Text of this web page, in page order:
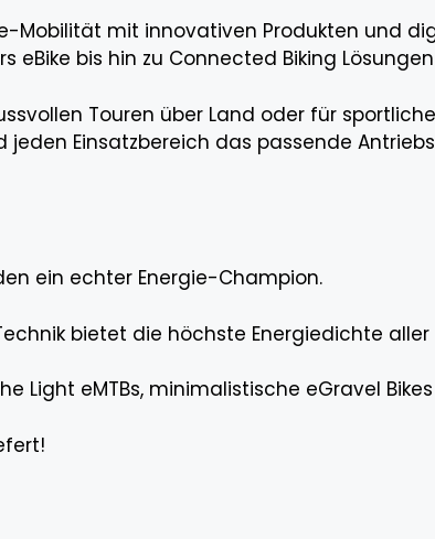
Mobilität mit innovativen Produkten und
eBike bis hin zu Connected Biking
Touren über Land oder für
Einsatzbereich das passende
ein echter Energie-Champion.
bietet die höchste Energiedichte aller
Light eMTBs, minimalistische eGravel